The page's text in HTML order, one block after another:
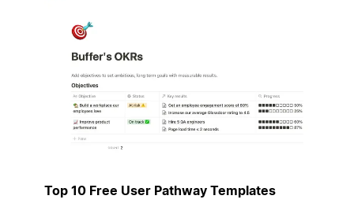
Top 10 Free User Pathway Templates